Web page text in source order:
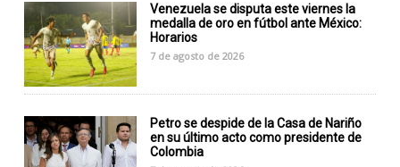
Venezuela se disputa este viernes la
medalla de oro en fútbol ante México:
Horarios
7 de agosto de 2026
Petro se despide de la Casa de Nariño
en su último acto como presidente de
Colombia